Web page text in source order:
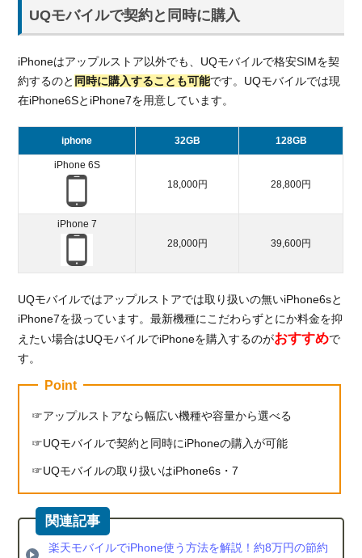
UQモバイルで契約と同時に購入
iPhoneはアップルストア以外でも、UQモバイルで格安SIMを契
約するのと 同時に購入することも可能です。UQモバイルでは現
在iPhone6SとiPhone7を用意しています。
iphone 32GB 128GB
iPhone 6S
18,000円
28,800円
iPhone 7
28,000円
39,600円
UQモバイルではアップルストアでは取り扱いの無いiPhone6sと
iPhone7を扱っています。最新機種にこだわらずとにか料金を抑
えたい場合はUQモバイルでiPhoneを購入するのがおすすめで
す。
Point
アップルストアなら幅広い機種や容量から選べる
UQモバイルで契約と同時にiPhoneの購入が可能
UQモバイルの取り扱いはiPhone6s・7
楽天モバイルでiPhone使う方法を解説！約8万円の節約